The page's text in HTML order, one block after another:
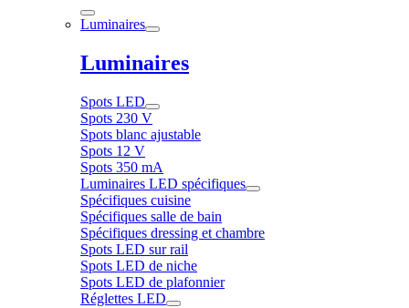
Luminaires
Luminaires
Spots LED
Spots 230 V
Spots blanc ajustable
Spots 12 V
Spots 350 mA
Luminaires LED spécifiques
Spécifiques cuisine
Spécifiques salle de bain
Spécifiques dressing et chambre
Spots LED sur rail
Spots LED de niche
Spots LED de plafonnier
Réglettes LED